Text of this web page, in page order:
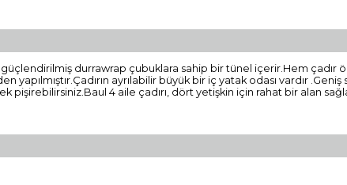
güçlendirilmiş durrawrap çubuklara sahip bir tünel içerir.Hem
ayrılabilir büyük bir iç yatak odası vardır
4 aile çadırı, dört yetişkin için rahat bir alan